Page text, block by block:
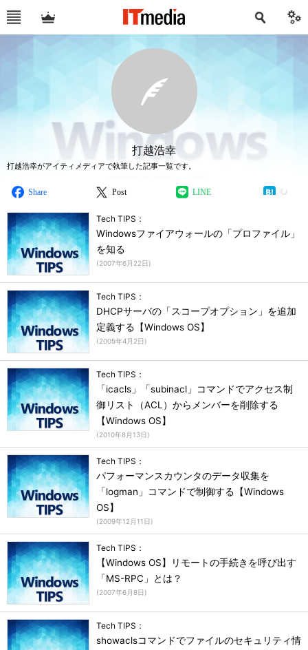
打越浩幸
打越浩幸がアイティメディアで執筆した記事一覧です。
Share Post LINE
Tech TIPS：
Windowsファイアウォールの「プロファイル」
を知る
(2007年6月22日)
Tech TIPS：
DHCPサーバの「スコープオプション」を追加
定義する【Windows OS】
(2005年4月2日)
Tech TIPS：
「icacls」「subinacl」コマンドでアクセス制
御リスト（ACL）からメンバーを削除する
【Windows OS】
(2010年8月13日)
Tech TIPS：
パフォーマンスカウンタのデータ収集を
「logman」コマンドで制御する【Windows
OS】
(2009年12月11日)
Tech TIPS：
【Windows OS】リモートの手続きを呼び出す
「MS-RPC」とは？
(2007年6月8日)
Tech TIPS：
showaclsコマンドでファイルのセキュリティ情